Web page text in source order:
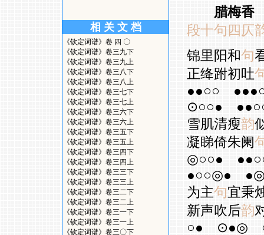
相 关 文 档
《钦定词谱》卷 四 〇
《钦定词谱》卷三九下
《钦定词谱》卷三九上
《钦定词谱》卷三八下
《钦定词谱》卷三八上
《钦定词谱》卷三七下
《钦定词谱》卷三七上
《钦定词谱》卷三六下
《钦定词谱》卷三六上
《钦定词谱》卷三五下
《钦定词谱》卷三五上
《钦定词谱》卷三四下
《钦定词谱》卷三四上
《钦定词谱》卷三三下
《钦定词谱》卷三三上
《钦定词谱》卷三二下
《钦定词谱》卷三二上
《钦定词谱》卷三一下
《钦定词谱》卷三一上
《钦定词谱》卷三〇下
腊梅香
段十句四仄
锦里阳和句
正绛跗初吐
●●○○
⊙○○●
雪肌清瘦韵
凝睇倚朱阑
◎○○●
●○○◎●
为主句宜秉
新声吹后韵
○●
⊙●◎